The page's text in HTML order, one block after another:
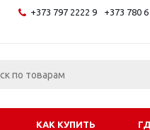
+373 797 2222 9 +373 780
КАК КУПИТЬ